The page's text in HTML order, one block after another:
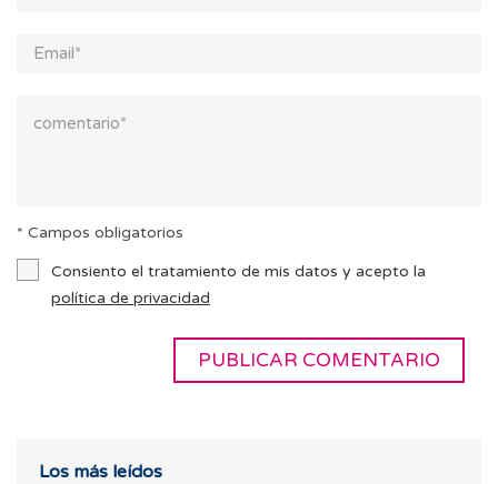
* Campos obligatorios
Consiento el tratamiento de mis datos y acepto la
política de privacidad
Los más leídos